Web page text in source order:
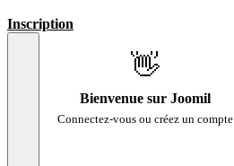
Inscription
👋
Bienvenue sur Joomil
Connectez-vous ou créez un compte